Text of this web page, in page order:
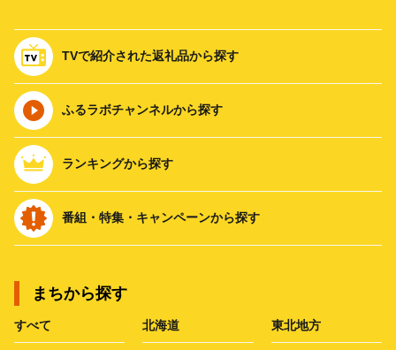
TVで紹介された返礼品から探す
ふるラボチャンネルから探す
ランキングから探す
番組・特集・キャンペーンから探す
まちから探す
すべて 北海道 東北地方